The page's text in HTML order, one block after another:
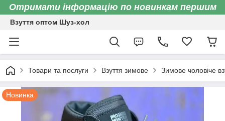
Отримати інформацію по новинкам першим
Взуття оптом Шуз-хол
Товари та послуги Взуття зимове Зимове чоловіче
Новинка